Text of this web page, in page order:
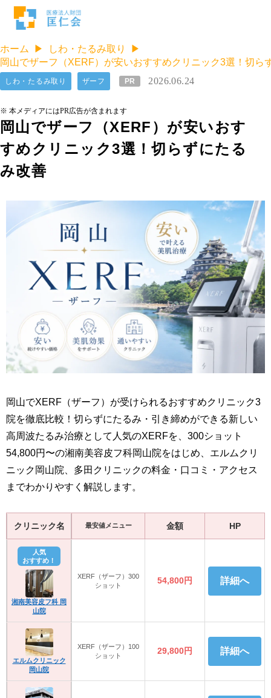
ホーム
しわ・たるみ取り
岡山でザーフ（XERF）が安いおすすめクリニック3選！切ら
岡山でザーフ（XERF）が安いおす
すめクリニック3選！切らずにたる
み改善
2026.06.24
しわ・たるみ取り ザーフ PR
※ 本メディアにはPR広告が含まれます
岡山でXERF（ザーフ）が受けられるおすすめクリニック3
院を徹底比較！切らずにたるみ・引き締めができる新しい
高周波たるみ治療として人気のXERFを、300ショット
54,800円〜の湘南美容皮フ科岡山院をはじめ、エルムクリ
ニック岡山院、多田クリニックの料金・口コミ・アクセス
までわかりやすく解説します。
クリニック名 最安値メニュー 金額 HP
人気
おすすめ！
湘南美容皮フ科 岡
山院
XERF（ザーフ）300
ショット
54,800円 詳細へ
エルムクリニック
岡山院
XERF（ザーフ）100
ショット
29,800円 詳細へ